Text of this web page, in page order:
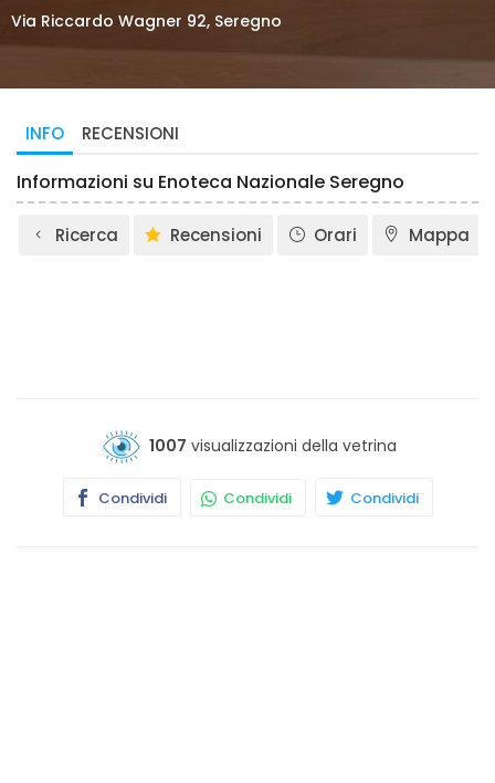
Via Riccardo Wagner 92, Seregno
INFO RECENSIONI
Informazioni su Enoteca Nazionale Seregno
Ricerca Recensioni Orari Mappa
1007 visualizzazioni della vetrina
Condividi Condividi Condividi